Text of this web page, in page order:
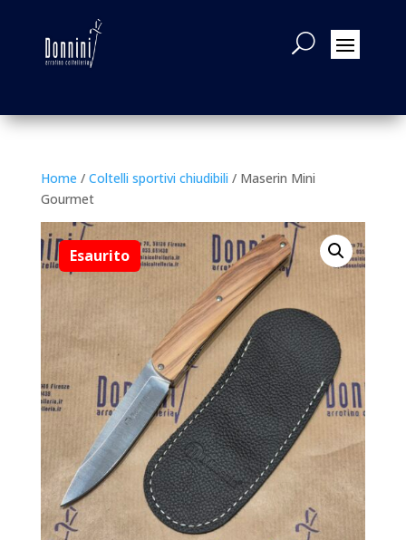
Home / Coltelli sportivi chiudibili / Maserin Mini
Gourmet